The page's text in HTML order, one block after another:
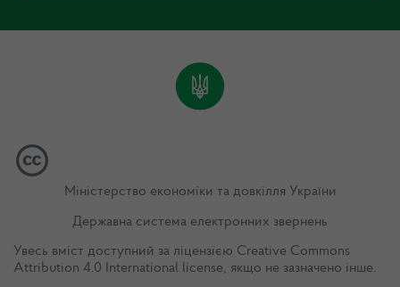
Міністерство економіки та довкілля України
Державна система електронних звернень
Увесь вміст доступний за ліцензією Creative Commons
Attribution 4.0 International license, якщо не зазначено інше.